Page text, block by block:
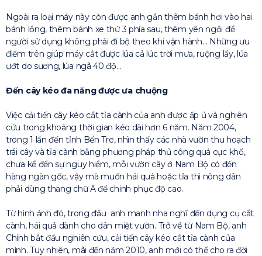
Ngoài ra loại máy này còn được anh gắn thêm bánh hơi vào hai
bánh lồng, thêm bánh xe thứ 3 phía sau, thêm yên ngồi để
người sử dụng không phải đi bộ theo khi vận hành… Những ưu
điểm trên giúp máy cắt được lúa cả lúc trời mưa, ruộng lầy, lúa
ướt do sương, lúa ngã 40 độ…
Đến cây kéo đa năng được ưa chuộng
Việc cải tiến cây kéo cắt tỉa cành của anh được ấp ủ và nghiên
cứu trong khoảng thời gian kéo dài hơn 6 năm. Năm 2004,
trong 1 lần đến tỉnh Bến Tre, nhìn thấy các nhà vườn thu hoạch
trái cây và tỉa cành bằng phương pháp thủ công quá cực khổ,
chưa kể đến sự nguy hiểm, mỗi vườn cây ở Nam Bộ có đến
hàng ngàn gốc, vậy mà muốn hái quả hoặc tỉa thì nông dân
phải dùng thang chữ A để chinh phục độ cao.
Từ hình ảnh đó, trong đầu anh manh nha nghĩ đến dụng cụ cắt
cành, hái quả dành cho dân miệt vườn. Trở về từ Nam Bộ, anh
Chính bắt đầu nghiên cứu, cải tiến cây kéo cắt tỉa cành của
mình. Tuy nhiên, mãi đến năm 2010, anh mới có thể cho ra đời